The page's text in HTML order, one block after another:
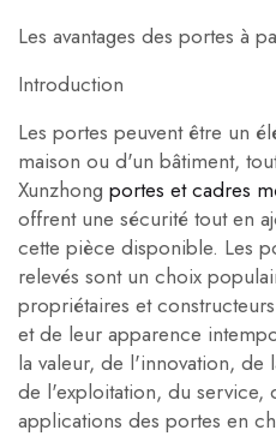
Les avantages des portes à
Introduction
Les portes peuvent être un
maison ou d'un bâtiment,
Xunzhong portes et cadres
offrent une sécurité tout en
cette pièce disponible. Les
relevés sont un choix
propriétaires et
et de leur apparence
la valeur, de l'innovation, de
de l'exploitation, du service,
applications des portes en